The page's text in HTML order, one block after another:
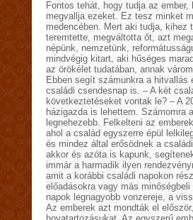
Fontos tehát, hogy tudja az
megvallja ezeket. Ez tesz minket
medencében. Mert aki tudja,
teremtette, megváltotta őt, azt
népünk, nemzetünk,
mindvégig kitart, aki hűséges
az örökélet tudatában, annak
Ebben segít számunkra a
családi csendesnap is. – A két
következtetéseket vontak le? – A
házigazda is lehettem. Számomra
legnehezebb. Felkelteni az
ahol a család egyszerre épül
és mindez által erősödnek a
akkor és azóta is kapunk,
immár a harmadik ilyen
amit a korábbi családi napokon
előadásokra vagy más
napok legnagyobb vonzereje, a
Az emberek azt mondták el